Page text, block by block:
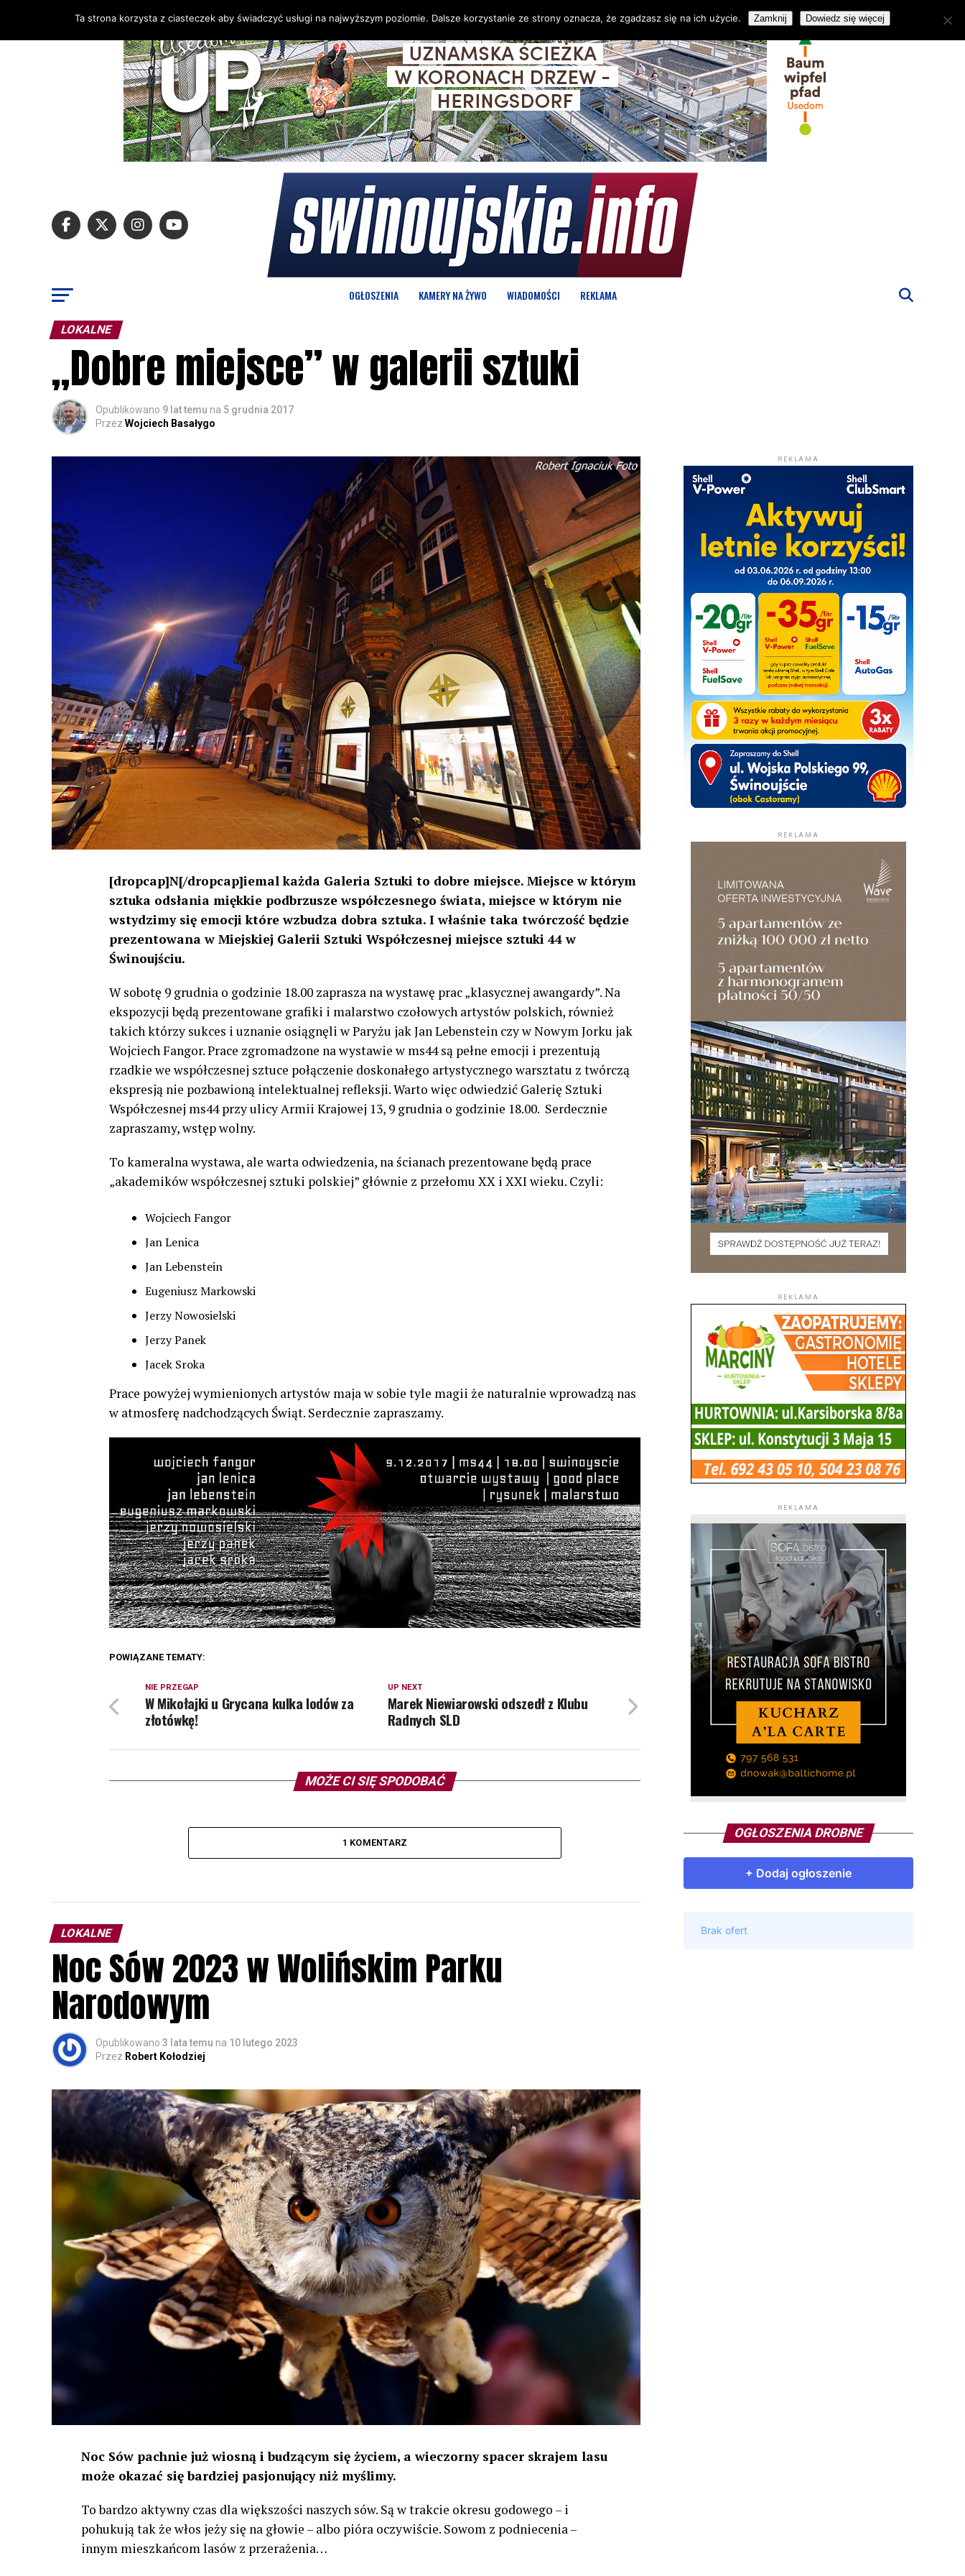
OGŁOSZENIA KAMERY NA ŻYWO WIADOMOŚCI REKLAMA
LOKALNE
„Dobre miejsce” w galerii sztuki
Opublikowano 9 lat temu na 5 grudnia 2017
Przez Wojciech Basałygo
[dropcap]N[/dropcap]iemal każda Galeria Sztuki to dobre miejsce. Miejsce w którym
sztuka odsłania miękkie podbrzusze współczesnego świata, miejsce w którym nie
wstydzimy się emocji które wzbudza dobra sztuka. I właśnie taka twórczość będzie
prezentowana w Miejskiej Galerii Sztuki Współczesnej miejsce sztuki 44 w
Świnoujściu.
W sobotę 9 grudnia o godzinie 18.00 zaprasza na wystawę prac „klasycznej awangardy”. Na
ekspozycji będą prezentowane grafiki i malarstwo czołowych artystów polskich, również
takich którzy sukces i uznanie osiągnęli w Paryżu jak Jan Lebenstein czy w Nowym Jorku jak
Wojciech Fangor. Prace zgromadzone na wystawie w ms44 są pełne emocji i prezentują
rzadkie we współczesnej sztuce połączenie doskonałego artystycznego warsztatu z twórczą
ekspresją nie pozbawioną intelektualnej refleksji. Warto więc odwiedzić Galerię Sztuki
Współczesnej ms44 przy ulicy Armii Krajowej 13, 9 grudnia o godzinie 18.00. Serdecznie
zapraszamy, wstęp wolny.
To kameralna wystawa, ale warta odwiedzenia, na ścianach prezentowane będą prace
„akademików współczesnej sztuki polskiej” głównie z przełomu XX i XXI wieku. Czyli:
Wojciech Fangor
Jan Lenica
Jan Lebenstein
Eugeniusz Markowski
Jerzy Nowosielski
Jerzy Panek
Jacek Sroka
Prace powyżej wymienionych artystów maja w sobie tyle magii że naturalnie wprowadzą nas
w atmosferę nadchodzących Świąt. Serdecznie zapraszamy.
POWIĄZANE TEMATY:
UP NEXT
Marek Niewiarowski odszedł z Klubu
Radnych SLD
NIE PRZEGAP
W Mikołajki u Grycana kulka lodów za
złotówkę!
MOŻE CI SIĘ SPODOBAĆ
1 KOMENTARZ
LOKALNE
Noc Sów 2023 w Wolińskim Parku
Narodowym
Opublikowano 3 lata temu na 10 lutego 2023
Przez Robert Kołodziej
Noc Sów pachnie już wiosną i budzącym się życiem, a wieczorny spacer skrajem lasu
może okazać się bardziej pasjonujący niż myślimy.
To bardzo aktywny czas dla większości naszych sów. Są w trakcie okresu godowego – i
pohukują tak że włos jeży się na głowie – albo pióra oczywiście. Sowom z podniecenia –
innym mieszkańcom lasów z przerażenia…
REKLAMA
REKLAMA
REKLAMA
REKLAMA
OGŁOSZENIA DROBNE
Ta strona korzysta z ciasteczek aby świadczyć usługi na najwyższym poziomie. Dalsze korzystanie ze strony oznacza, że zgadzasz się na ich użycie. Zamknij Dowiedz się więcej